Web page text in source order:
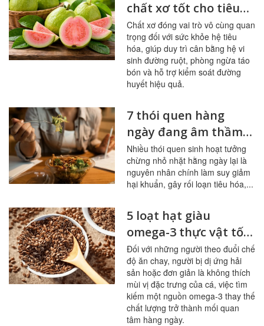
chất xơ tốt cho tiêu
hóa, đường huyết
Chất xơ đóng vai trò vô cùng quan
trọng đối với sức khỏe hệ tiêu
hóa, giúp duy trì cân bằng hệ vi
sinh đường ruột, phòng ngừa táo
bón và hỗ trợ kiểm soát đường
huyết hiệu quả.
7 thói quen hàng
ngày đang âm thầm
tàn phá đường ruột
Nhiều thói quen sinh hoạt tưởng
chừng nhỏ nhặt hằng ngày lại là
nguyên nhân chính làm suy giảm
hại khuẩn, gây rối loạn tiêu hóa,...
5 loạt hạt giàu
omega-3 thực vật tốt
nhất cho người ít ăn
cá
Đối với những người theo đuổi chế
độ ăn chay, người bị dị ứng hải
sản hoặc đơn giản là không thích
mùi vị đặc trưng của cá, việc tìm
kiếm một nguồn omega-3 thay thế
chất lượng trở thành mối quan
tâm hàng ngày.